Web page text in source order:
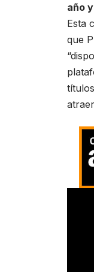
año
Esta
que